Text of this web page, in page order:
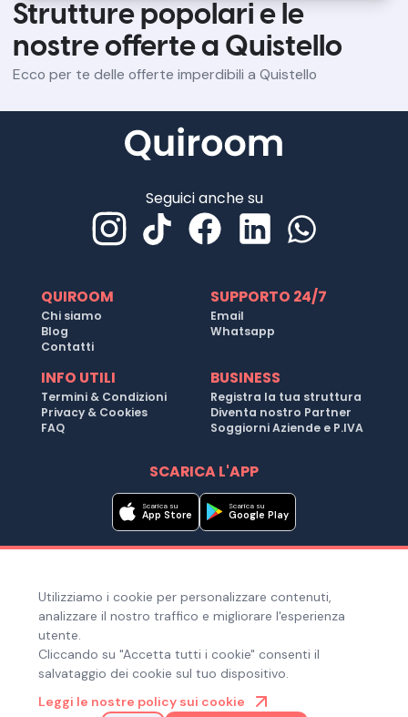
Strutture popolari e le
nostre offerte a Quistello
Ecco per te delle offerte imperdibili a Quistello
Seguici anche su
QUIROOM
Chi siamo
Blog
Contatti
SUPPORTO 24/7
Email
Whatsapp
INFO UTILI
Termini & Condizioni
Privacy & Cookies
FAQ
BUSINESS
Registra la tua struttura
Diventa nostro Partner
Soggiorni Aziende e P.IVA
SCARICA L'APP
Scarica su
App Store
Scarica su
Google Play
Hai bisogno di aiuto ?
Laura Bassi Veratti 1, 40137, Bologna (BO), Italia | Cod. Fiscale
Utilizziamo i cookie per personalizzare contenuti,
analizzare il nostro traffico e migliorare l'esperienza
utente.
Cliccando su "Accetta tutti i cookie" consenti il
salvataggio dei cookie sul tuo dispositivo.
Leggi le nostre policy sui cookie